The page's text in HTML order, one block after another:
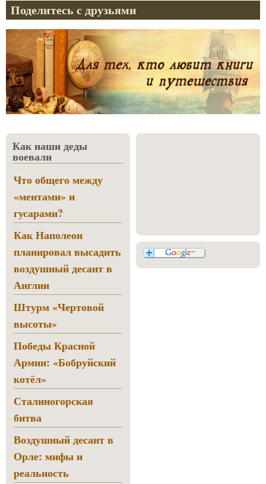
Поделитесь с друзьями
Как наши деды
воевали
Что общего между
«ментами» и
гусарами?
Как Наполеон
планировал высадить
воздушный десант в
Англии
Штурм «Чертовой
высоты»
Победы Красной
Армии: «Бобруйский
котёл»
Сталиногорская
битва
Воздушный десант в
Орле: мифы и
реальность